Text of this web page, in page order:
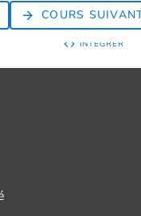
INTÉGRER
COURS